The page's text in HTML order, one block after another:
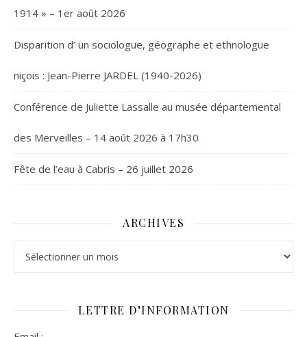
1914 » – 1er août 2026
Disparition d’ un sociologue, géographe et ethnologue
niçois : Jean-Pierre JARDEL (1940-2026)
Conférence de Juliette Lassalle au musée départemental
des Merveilles – 14 août 2026 à 17h30
Fête de l’eau à Cabris – 26 juillet 2026
ARCHIVES
LETTRE D’INFORMATION